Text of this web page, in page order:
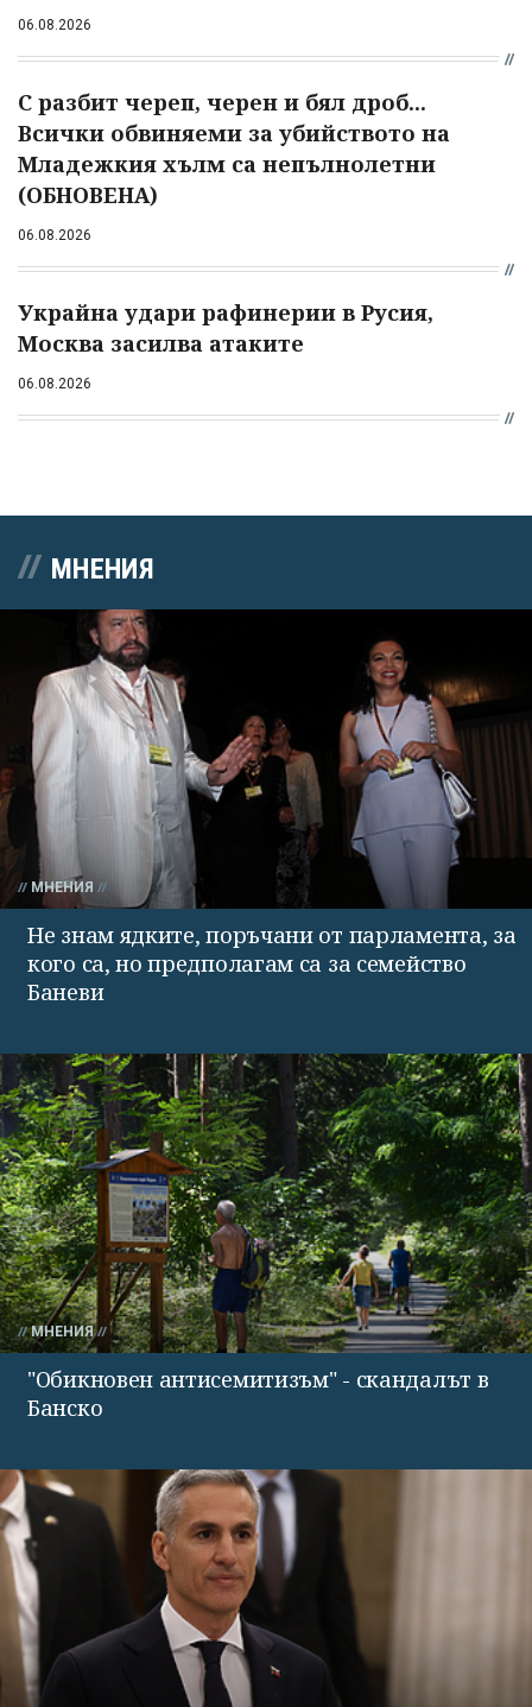
06.08.2026
С разбит череп, черен и бял дроб...
Всички обвиняеми за убийството на
Младежкия хълм са непълнолетни
(ОБНОВЕНА)
06.08.2026
Украйна удари рафинерии в Русия,
Москва засилва атаките
06.08.2026
МНЕНИЯ
МНЕНИЯ
Не знам ядките, поръчани от парламента, за
кого са, но предполагам са за семейство
Баневи
МНЕНИЯ
"Обикновен антисемитизъм" - скандалът в
Банско